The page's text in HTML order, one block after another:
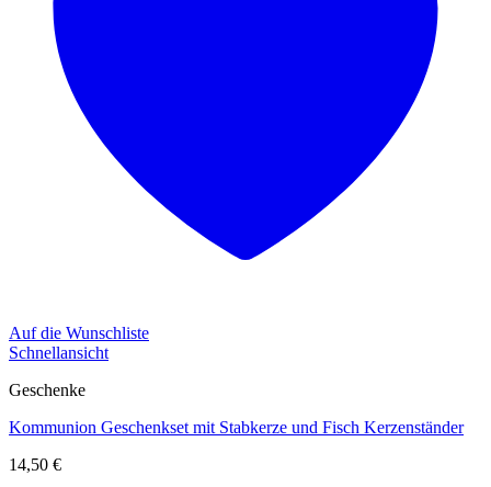
Auf die Wunschliste
Schnellansicht
Geschenke
Kommunion Geschenkset mit Stabkerze und Fisch Kerzenständer
14,50 €